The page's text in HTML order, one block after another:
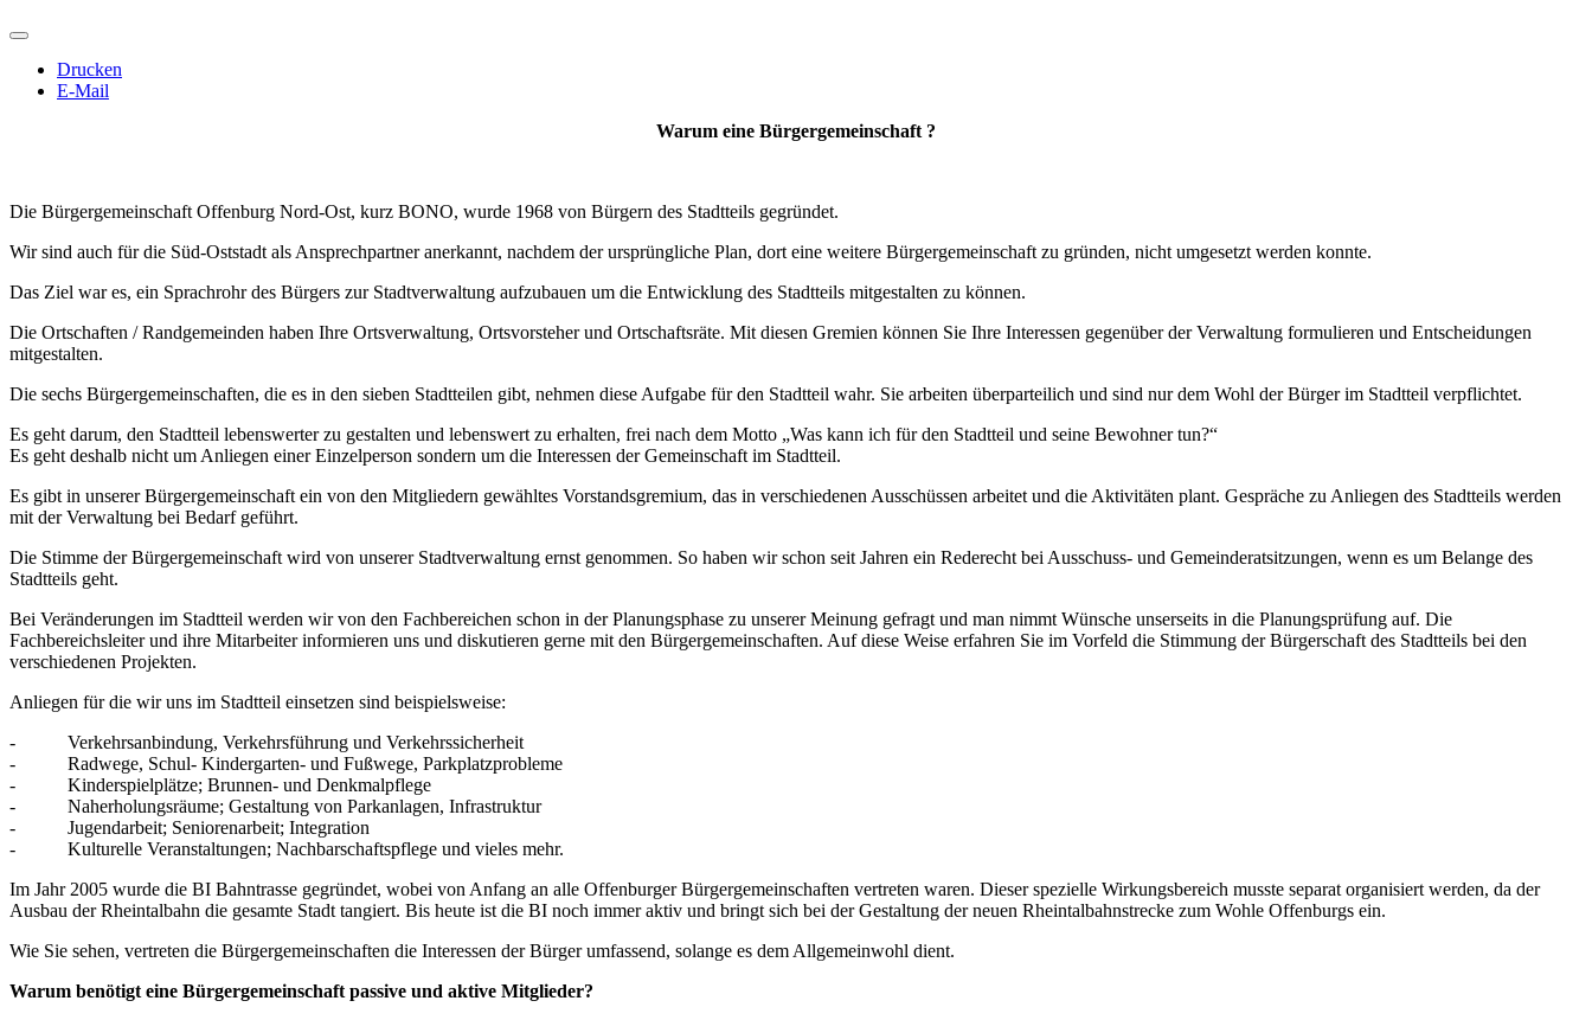
Drucken
E-Mail
Warum eine Bürgergemeinschaft ?
Die Bürgergemeinschaft Offenburg Nord-Ost, kurz BONO, wurde 1968 von Bürgern des Stadtteils gegründet.
Wir sind auch für die Süd-Oststadt als Ansprechpartner anerkannt, nachdem der ursprüngliche Plan, dort eine weitere Bürgergemeinschaft zu gründen, nicht umgesetzt werden konnte.
Das Ziel war es, ein Sprachrohr des Bürgers zur Stadtverwaltung aufzubauen um die Entwicklung des Stadtteils mitgestalten zu können.
Die Ortschaften / Randgemeinden haben Ihre Ortsverwaltung, Ortsvorsteher und Ortschaftsräte. Mit diesen Gremien können Sie Ihre Interessen gegenüber der Verwaltung formulieren und Entscheidungen
mitgestalten.
Die sechs Bürgergemeinschaften, die es in den sieben Stadtteilen gibt, nehmen diese Aufgabe für den Stadtteil wahr. Sie arbeiten überparteilich und sind nur dem Wohl der Bürger im Stadtteil verpflichtet.
Es geht darum, den Stadtteil lebenswerter zu gestalten und lebenswert zu erhalten, frei nach dem Motto „Was kann ich für den Stadtteil und seine Bewohner tun?“
Es geht deshalb nicht um Anliegen einer Einzelperson sondern um die Interessen der Gemeinschaft im Stadtteil.
Es gibt in unserer Bürgergemeinschaft ein von den Mitgliedern gewähltes Vorstandsgremium, das in verschiedenen Ausschüssen arbeitet und die Aktivitäten plant. Gespräche zu Anliegen des Stadtteils werden
mit der Verwaltung bei Bedarf geführt.
Die Stimme der Bürgergemeinschaft wird von unserer Stadtverwaltung ernst genommen. So haben wir schon seit Jahren ein Rederecht bei Ausschuss- und Gemeinderatsitzungen, wenn es um Belange des
Stadtteils geht.
Bei Veränderungen im Stadtteil werden wir von den Fachbereichen schon in der Planungsphase zu unserer Meinung gefragt und man nimmt Wünsche unserseits in die Planungsprüfung auf. Die
Fachbereichsleiter und ihre Mitarbeiter informieren uns und diskutieren gerne mit den Bürgergemeinschaften. Auf diese Weise erfahren Sie im Vorfeld die Stimmung der Bürgerschaft des Stadtteils bei den
verschiedenen Projekten.
Anliegen für die wir uns im Stadtteil einsetzen sind beispielsweise:
- Verkehrsanbindung, Verkehrsführung und Verkehrssicherheit
- Radwege, Schul- Kindergarten- und Fußwege, Parkplatzprobleme
- Kinderspielplätze; Brunnen- und Denkmalpflege
- Naherholungsräume; Gestaltung von Parkanlagen, Infrastruktur
- Jugendarbeit; Seniorenarbeit; Integration
- Kulturelle Veranstaltungen; Nachbarschaftspflege und vieles mehr.
Im Jahr 2005 wurde die BI Bahntrasse gegründet, wobei von Anfang an alle Offenburger Bürgergemeinschaften vertreten waren. Dieser spezielle Wirkungsbereich musste separat organisiert werden, da der
Ausbau der Rheintalbahn die gesamte Stadt tangiert. Bis heute ist die BI noch immer aktiv und bringt sich bei der Gestaltung der neuen Rheintalbahnstrecke zum Wohle Offenburgs ein.
Wie Sie sehen, vertreten die Bürgergemeinschaften die Interessen der Bürger umfassend, solange es dem Allgemeinwohl dient.
Warum benötigt eine Bürgergemeinschaft passive und aktive Mitglieder?